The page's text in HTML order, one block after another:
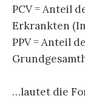
PCV = Anteil
Erkrankten
PPV = Anteil
…lautet die